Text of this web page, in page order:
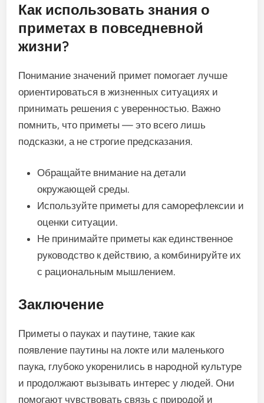
Как использовать знания о
приметах в повседневной
жизни?
Понимание значений примет помогает лучше
ориентироваться в жизненных ситуациях и
принимать решения с уверенностью. Важно
помнить, что приметы — это всего лишь
подсказки, а не строгие предсказания.
Обращайте внимание на детали
окружающей среды.
Используйте приметы для саморефлексии и
оценки ситуации.
Не принимайте приметы как единственное
руководство к действию, а комбинируйте их
с рациональным мышлением.
Заключение
Приметы о пауках и паутине, такие как
появление паутины на локте или маленького
паука, глубоко укоренились в народной культуре
и продолжают вызывать интерес у людей. Они
помогают чувствовать связь с природой и